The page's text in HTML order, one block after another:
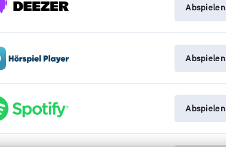
Abspielen
Abspielen
Abspielen